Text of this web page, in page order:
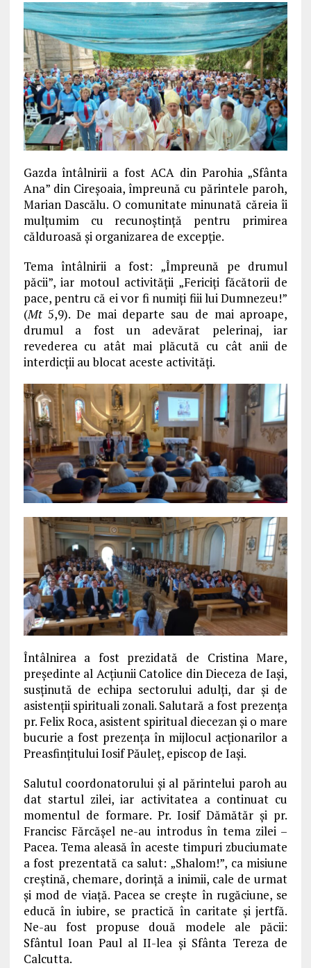
Gazda întâlnirii a fost ACA din Parohia „Sfânta
Ana” din Cireşoaia, împreună cu părintele paroh,
Marian Dascălu. O comunitate minunată căreia îi
mulţumim cu recunoştinţă pentru primirea
călduroasă şi organizarea de excepţie.
Tema întâlnirii a fost: „Împreună pe drumul
păcii”, iar motoul activităţii „Fericiţi făcătorii de
pace, pentru că ei vor fi numiţi fiii lui Dumnezeu!”
(Mt5,9). De mai departe sau de mai aproape,
drumul a fost un adevărat pelerinaj, iar
revederea cu atât mai plăcută cu cât anii de
interdicţii au blocat aceste activităţi.
Întâlnirea a fost prezidată de Cristina Mare,
preşedinte al Acţiunii Catolice din Dieceza de Iaşi,
susţinută de echipa sectorului adulţi, dar şi de
asistenţii spirituali zonali. Salutară a fost prezenţa
pr. Felix Roca, asistent spiritual diecezan şi o mare
bucurie a fost prezenţa în mijlocul acţionarilor a
Preasfinţitului Iosif Păuleţ, episcop de Iaşi.
Salutul coordonatorului şi al părintelui paroh au
dat startul zilei, iar activitatea a continuat cu
momentul de formare. Pr. Iosif Dămătăr şi pr.
Francisc Fărcăşel ne-au introdus în tema zilei –
Pacea. Tema aleasă în aceste timpuri zbuciumate
a fost prezentată ca salut: „Shalom!”, ca misiune
creştină, chemare, dorinţă a inimii, cale de urmat
şi mod de viaţă. Pacea se creşte în rugăciune, se
educă în iubire, se practică în caritate şi jertfă.
Ne-au fost propuse două modele ale păcii:
Sfântul Ioan Paul al II-lea şi Sfânta Tereza de
Calcutta.